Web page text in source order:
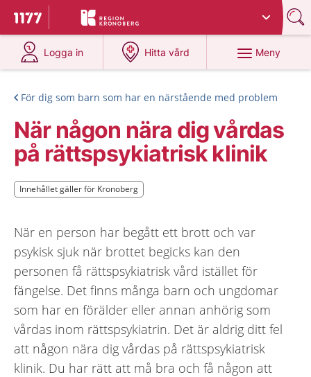
Till startsidan för 1177
Du har valt region
Logga in
på 1177.se
Hitta vård
på 1177.se
Meny
För dig som barn som har en närstående med problem
När någon nära dig vårdas
på rättspsykiatrisk klinik
Innehållet gäller för Kronoberg
Innehållet gäller för Kronoberg
När en person har begått ett brott och var
psykisk sjuk när brottet begicks kan den
personen få rättspsykiatrisk vård istället för
fängelse. Det finns många barn och ungdomar
som har en förälder eller annan anhörig som
vårdas inom rättspsykiatrin. Det är aldrig ditt fel
att någon nära dig vårdas på rättspsykiatrisk
klinik. Du har rätt att må bra och få någon att